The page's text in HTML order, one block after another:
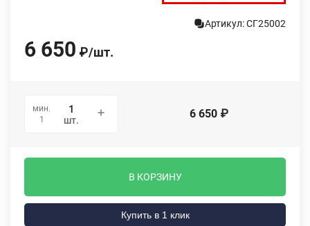
Артикул: СГ25002
6 650 ₽/шт.
мин.
1
шт. 6 650 ₽
В КОРЗИНУ
Купить в 1 клик